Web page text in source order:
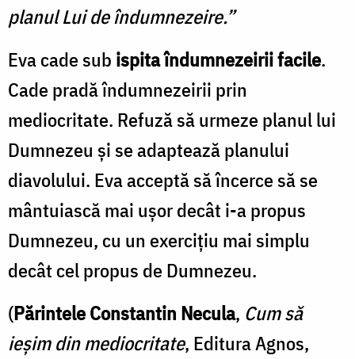
planul Lui de îndumnezeire.”
Eva cade sub ispita îndumnezeirii facile.
Cade pradă îndumnezeirii prin
mediocritate. Refuză să urmeze planul lui
Dumnezeu și se adaptează planului
diavolului. Eva acceptă să încerce să se
mântuiască mai ușor decât i-a propus
Dumnezeu, cu un exercițiu mai simplu
decât cel propus de Dumnezeu.
(Părintele Constantin Necula, Cum să
ieșim din mediocritate, Editura Agnos,